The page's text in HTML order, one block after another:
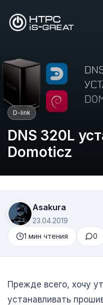
D-link
DNS 320L
Domoticz
Asakura
23.04.2019
1 мин чтения
0
Прежде всего, хочу
устанавливать